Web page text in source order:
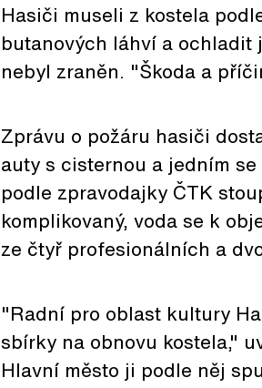
Hasiči museli z kostela
butanových láhví a ochladit
nebyl zraněn. "Škoda a
Zprávu o požáru hasiči
auty s cisternou a jedním
podle zpravodajky ČTK
komplikovaný, voda se k
ze čtyř profesionálních a
"Radní pro oblast kultury
sbírky na obnovu kostela,"
Hlavní město ji podle něj